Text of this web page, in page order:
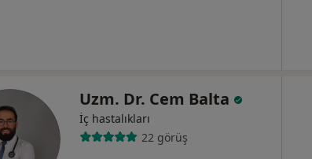
Uzm. Dr. Cem Balta
İç hastalıkları
22 görüş